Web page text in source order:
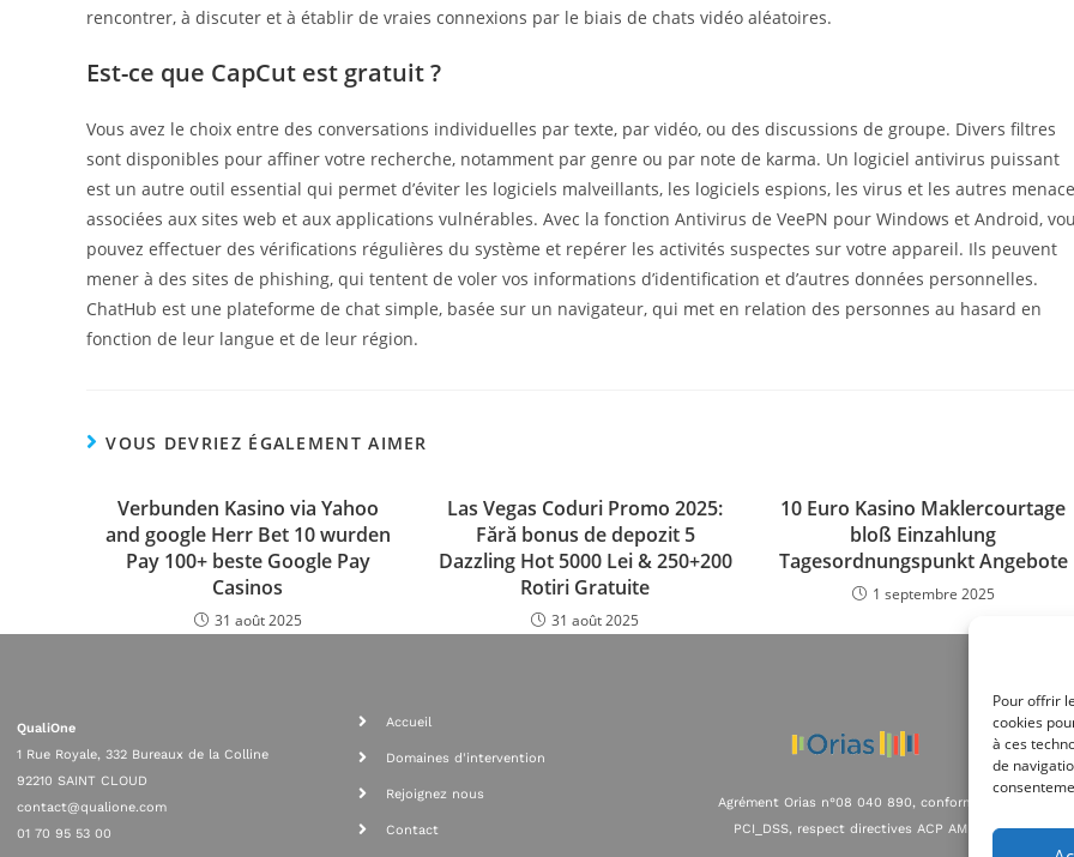
Pour offrir
cookies
à ces
de
rencontrer, à discuter et à établir de vraies connexions par le biais de chats vidéo aléatoires.
Est-ce que CapCut est gratuit ?
Vous avez le choix entre des conversations individuelles par texte, par vidéo, ou des discussions de groupe. Divers filtres
sont disponibles pour affiner votre recherche, notamment par genre ou par note de karma. Un logiciel antivirus puissant
est un autre outil essential qui permet d’éviter les logiciels malveillants, les logiciels espions, les virus et les autres
associées aux sites web et aux applications vulnérables. Avec la fonction Antivirus de VeePN pour Windows et Android,
pouvez effectuer des vérifications régulières du système et repérer les activités suspectes sur votre appareil. Ils peuvent
mener à des sites de phishing, qui tentent de voler vos informations d’identification et d’autres données personnelles.
ChatHub est une plateforme de chat simple, basée sur un navigateur, qui met en relation des personnes au hasard en
fonction de leur langue et de leur région.
VOUS DEVRIEZ ÉGALEMENT AIMER
Verbunden Kasino via Yahoo
and google Herr Bet 10 wurden
Pay 100+ beste Google Pay
Casinos
31 août 2025
Las Vegas Coduri Promo 2025:
Fără bonus de depozit 5
Dazzling Hot 5000 Lei & 250+200
Rotiri Gratuite
31 août 2025
10 Euro Kasino Maklercourtage
bloß Einzahlung
Tagesordnungspunkt Angebote
1 septembre 2025
QualiOne
1 Rue Royale, 332 Bureaux de la Colline
92210 SAINT CLOUD
contact@qualione.com
01 70 95 53 00
Accueil
Domaines d'intervention
Rejoignez nous
Contact
Agrément Orias n°08 040 890, conformité
PCI_DSS, respect directives ACP AMF